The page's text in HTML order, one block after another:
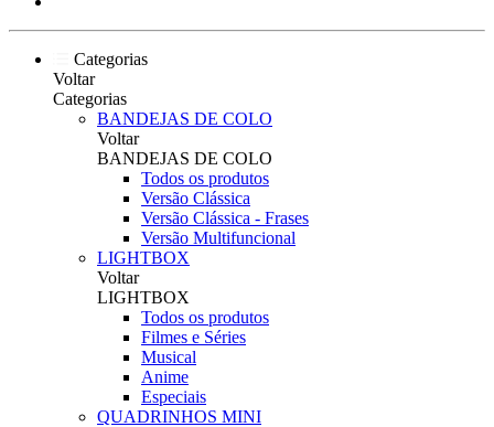
Categorias
Voltar
Categorias
BANDEJAS DE COLO
Voltar
BANDEJAS DE COLO
Todos os produtos
Versão Clássica
Versão Clássica - Frases
Versão Multifuncional
LIGHTBOX
Voltar
LIGHTBOX
Todos os produtos
Filmes e Séries
Musical
Anime
Especiais
QUADRINHOS MINI